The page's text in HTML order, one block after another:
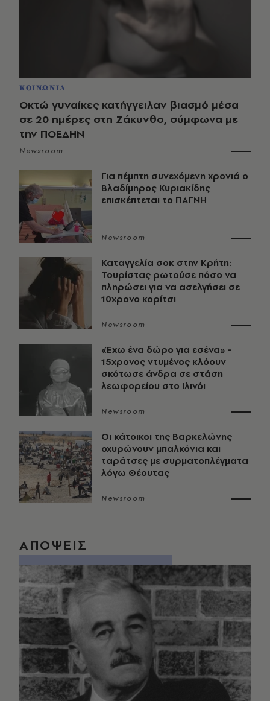
ΚΟΙΝΩΝΙΑ
Οκτώ γυναίκες κατήγγειλαν βιασμό μέσα
σε 20 ημέρες στη Ζάκυνθο, σύμφωνα με
την ΠΟΕΔΗΝ
Newsroom
Για πέμπτη συνεχόμενη χρονιά ο
Βλαδίμηρος Κυριακίδης
επισκέπτεται το ΠΑΓΝΗ
Newsroom
Καταγγελία σοκ στην Κρήτη:
Τουρίστας ρωτούσε πόσο να
πληρώσει για να ασελγήσει σε
10χρονο κορίτσι
Newsroom
«Έχω ένα δώρο για εσένα» -
15χρονος ντυμένος κλόουν
σκότωσε άνδρα σε στάση
λεωφορείου στο Ιλινόι
Newsroom
Οι κάτοικοι της Βαρκελώνης
οχυρώνουν μπαλκόνια και
ταράτσες με συρματοπλέγματα
λόγω Θέουτας
Newsroom
ΑΠΟΨΕΙΣ